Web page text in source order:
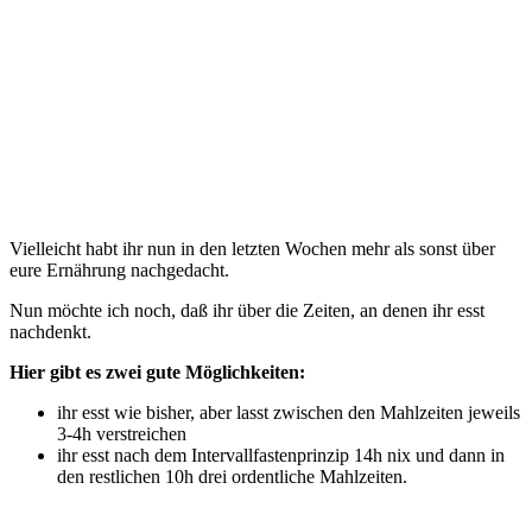
Vielleicht habt ihr nun in den letzten Wochen mehr als sonst über
eure Ernährung nachgedacht.
Nun möchte ich noch, daß ihr über die Zeiten, an denen ihr esst
nachdenkt.
Hier gibt es zwei gute Möglichkeiten:
ihr esst wie bisher, aber lasst zwischen den Mahlzeiten jeweils
3-4h verstreichen
ihr esst nach dem Intervallfastenprinzip 14h nix und dann in
den restlichen 10h drei ordentliche Mahlzeiten.